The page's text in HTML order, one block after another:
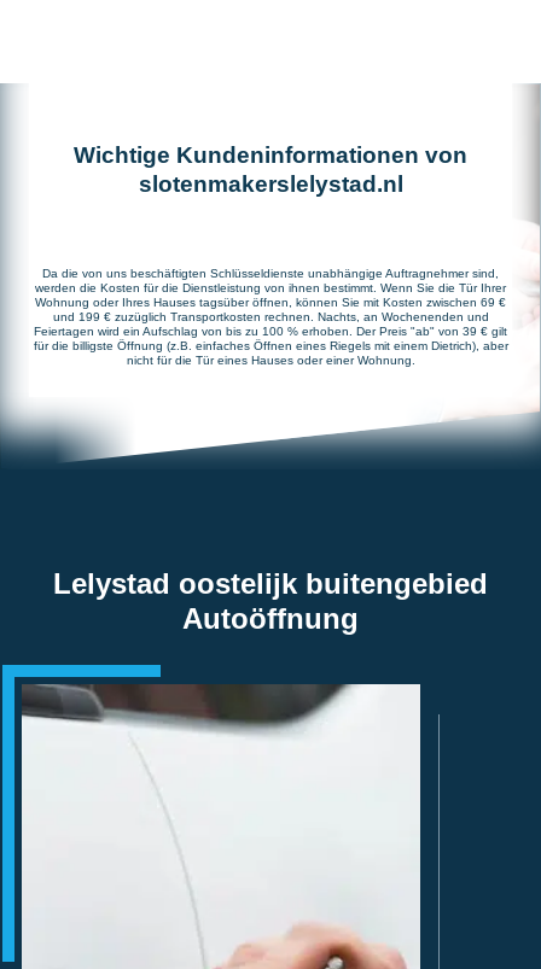
Wichtige Kundeninformationen von
slotenmakerslelystad.nl
Da die von uns beschäftigten Schlüsseldienste unabhängige Auftragnehmer sind,
werden die Kosten für die Dienstleistung von ihnen bestimmt. Wenn Sie die Tür Ihrer
Wohnung oder Ihres Hauses tagsüber öffnen, können Sie mit Kosten zwischen 69 €
und 199 € zuzüglich Transportkosten rechnen. Nachts, an Wochenenden und
Feiertagen wird ein Aufschlag von bis zu 100 % erhoben. Der Preis "ab" von 39 € gilt
für die billigste Öffnung (z.B. einfaches Öffnen eines Riegels mit einem Dietrich), aber
nicht für die Tür eines Hauses oder einer Wohnung.
Lelystad oostelijk buitengebied
Autoöffnung